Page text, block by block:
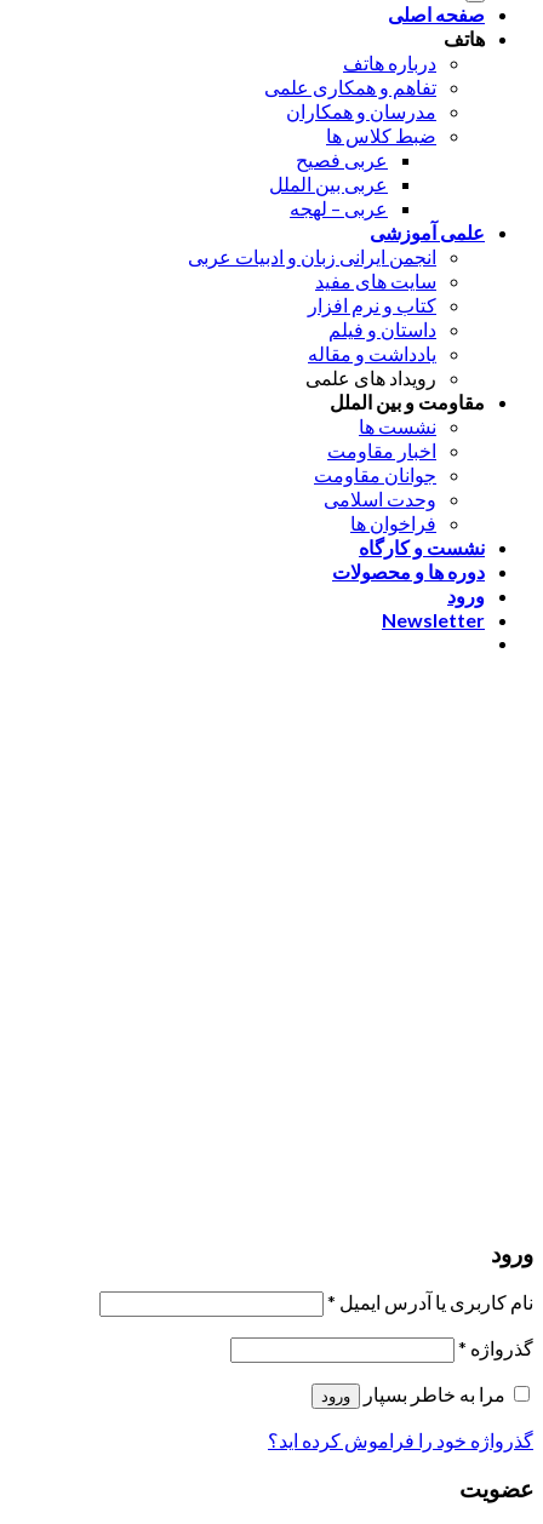
صفحه اصلی
هاتف
درباره هاتف
تفاهم و همکاری علمی
مدرسان و همکاران
ضبط کلاس ها
عربی فصیح
عربی بین الملل
عربی – لهجه
علمی آموزشی
انجمن ایرانی زبان و ادبیات عربی
سایت های مفید
کتاب و نرم افزار
داستان و فیلم
یادداشت و مقاله
رویداد های علمی
مقاومت و بین الملل
نشست ها
اخبار مقاومت
جوانان مقاومت
وحدت اسلامی
فراخوان ها
نشست و کارگاه
دوره ها و محصولات
ورود
Newsletter
ورود
نام کاربری یا آدرس ایمیل *
گذرواژه *
مرا به خاطر بسپار
ورود
گذرواژه خود را فراموش کرده اید؟
عضویت